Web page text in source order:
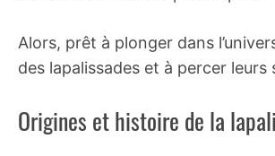
Alors, prêt à plonger dans
des lapalissades et à percer leurs
Origines et histoire de la